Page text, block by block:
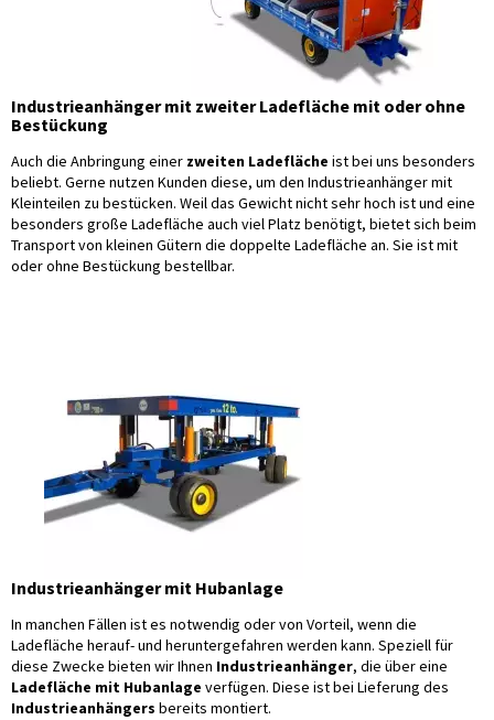
Industrieanhänger mit zweiter Ladefläche mit oder ohne
Bestückung
Auch die Anbringung einer zweiten Ladefläche ist bei uns besonders
beliebt. Gerne nutzen Kunden diese, um den Industrieanhänger mit
Kleinteilen zu bestücken. Weil das Gewicht nicht sehr hoch ist und eine
besonders große Ladefläche auch viel Platz benötigt, bietet sich beim
Transport von kleinen Gütern die doppelte Ladefläche an. Sie ist mit
oder ohne Bestückung bestellbar.
Industrieanhänger mit Hubanlage
In manchen Fällen ist es notwendig oder von Vorteil, wenn die
Ladefläche herauf- und heruntergefahren werden kann. Speziell für
diese Zwecke bieten wir Ihnen Industrieanhänger, die über eine
Ladefläche mit Hubanlage verfügen. Diese ist bei Lieferung des
Industrieanhängers bereits montiert.